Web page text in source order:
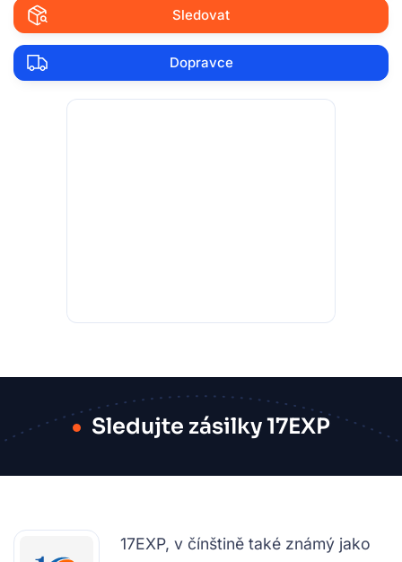
Sledovat
Dopravce
Sledujte zásilky 17EXP
17EXP, v čínštině také známý jako